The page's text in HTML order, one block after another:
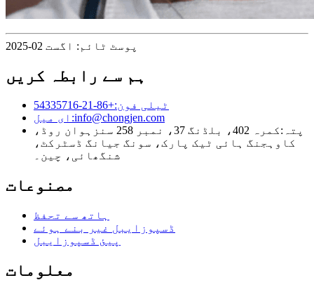
پوسٹ ٹائم: اگست 02-2025
ہم سے رابطہ کریں
ٹیلی فون:+86-21-54335716
ای میل:info@chongjen.com
پتہ:
کمرہ 402، بلڈنگ 37، نمبر 258 سنزہوان روڈ،
کاوہجنگ ہائی ٹیک پارک، سونگ جیانگ ڈسٹرکٹ،
شنگھائی، چین۔
مصنوعات
ہاتھ سے تحفظ
ڈسپوزایبل غیر بنے ہوئے
پیئ ڈسپوزایبل
معلومات